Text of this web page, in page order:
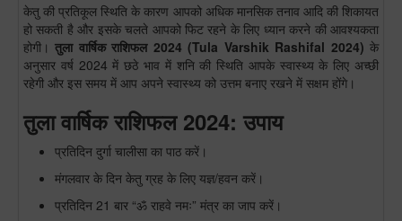
केतु की प्रतिकूल स्थिति के कारण आपको अधिक मानसिक तनाव आदि की शिकायत
हो सकती है और इसके चलते आपको फिट रहने के लिए ध्यान करने की आवश्यकता
होगी।तुला वार्षिक राशिफल 2024 (Tula Varshik Rashifal 2024)के
अनुसार वर्ष 2024 में छठे भाव में शनि की स्थिति आपके स्वास्थ्य के लिए अच्छी
रहेगी और इस समय में आप अपने स्वास्थ्य को उत्तम बनाए रखने में सक्षम होंगे।
तुला वार्षिक राशिफल 2024: उपाय
प्रतिदिन दुर्गा चालीसा का पाठ करें।
मंगलवार के दिन केतु ग्रह के लिए यज्ञ/हवन करें।
प्रतिदिन 21 बार “ॐ राहवे नमः” मंत्र का जाप करें।